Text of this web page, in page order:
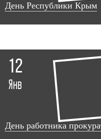
День Республики Крым
12
Янв
День работника